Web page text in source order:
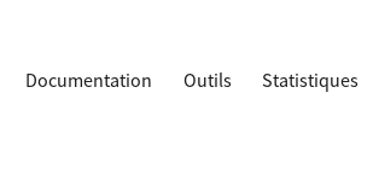
Documentation Outils Statistiques